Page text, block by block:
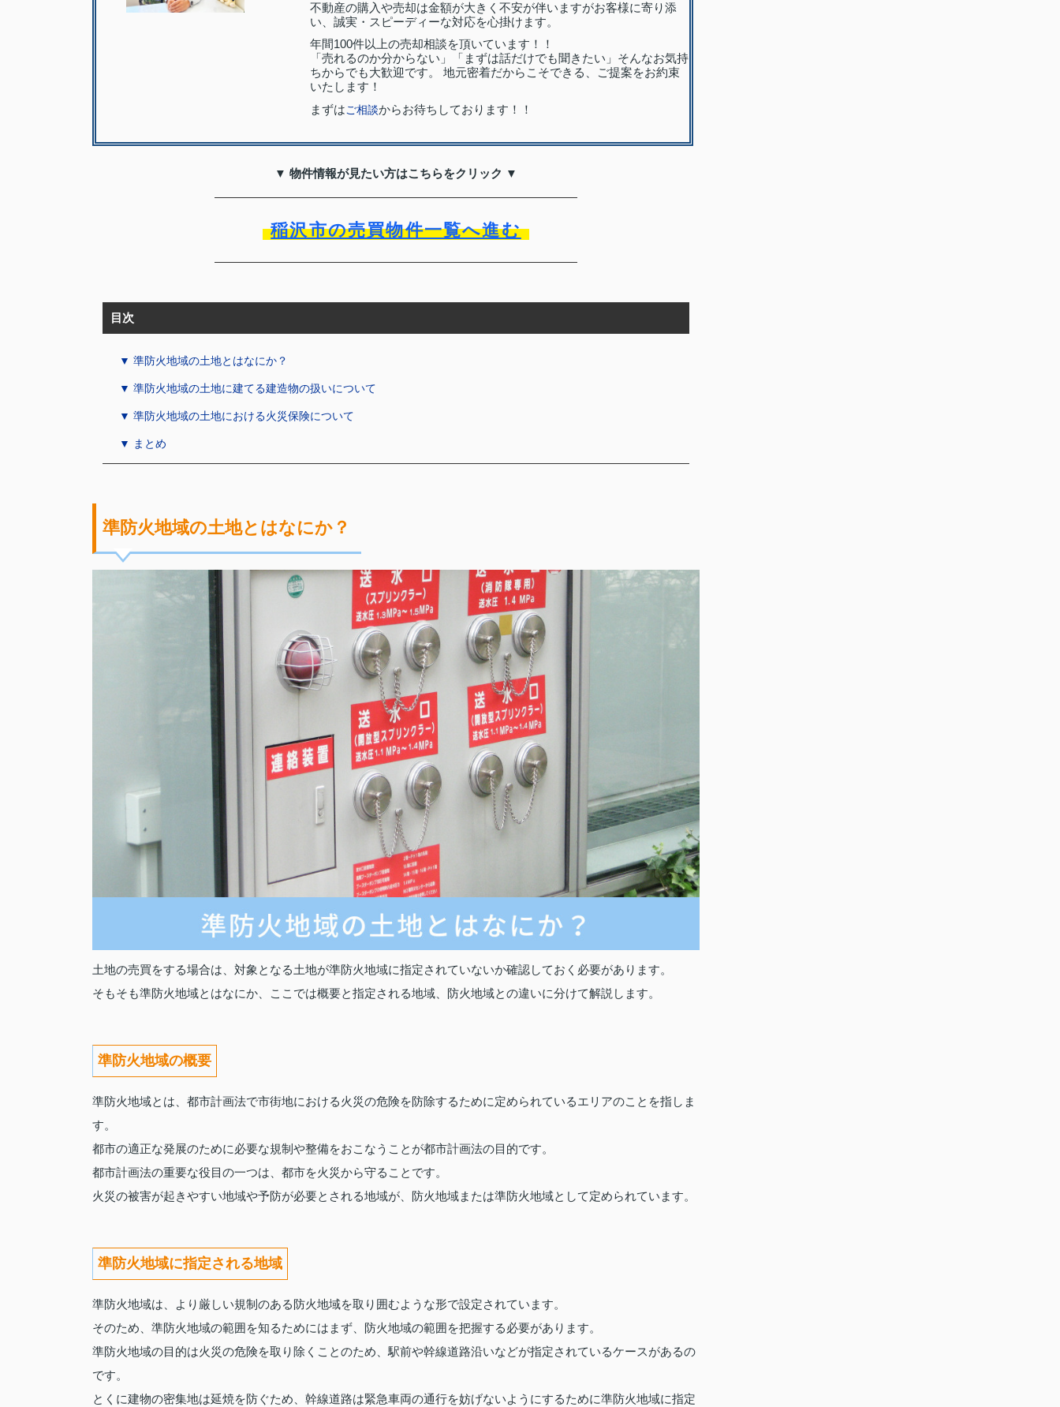
不動産の購入や売却は金額が大きく不安が伴いますがお客様に寄り添
い、誠実・スピーディーな対応を心掛けます。
年間100件以上の売却相談を頂いています！！
「売れるのか分からない」「まずは話だけでも聞きたい」そんなお気持
ちからでも大歓迎です。 地元密着だからこそできる、ご提案をお約束
いたします！
まずはご相談からお待ちしております！！
▼ 物件情報が見たい方はこちらをクリック ▼
稲沢市の売買物件一覧へ進む
目次
▼ 準防火地域の土地とはなにか？
▼ 準防火地域の土地に建てる建造物の扱いについて
▼ 準防火地域の土地における火災保険について
▼ まとめ
準防火地域の土地とはなにか？
土地の売買をする場合は、対象となる土地が準防火地域に指定されていないか確認しておく必要があります。
そもそも準防火地域とはなにか、ここでは概要と指定される地域、防火地域との違いに分けて解説します。
準防火地域の概要
準防火地域とは、都市計画法で市街地における火災の危険を防除するために定められているエリアのことを指しま
す。
都市の適正な発展のために必要な規制や整備をおこなうことが都市計画法の目的です。
都市計画法の重要な役目の一つは、都市を火災から守ることです。
火災の被害が起きやすい地域や予防が必要とされる地域が、防火地域または準防火地域として定められています。
準防火地域に指定される地域
準防火地域は、より厳しい規制のある防火地域を取り囲むような形で設定されています。
そのため、準防火地域の範囲を知るためにはまず、防火地域の範囲を把握する必要があります。
準防火地域の目的は火災の危険を取り除くことのため、駅前や幹線道路沿いなどが指定されているケースがあるの
です。
とくに建物の密集地は延焼を防ぐため、幹線道路は緊急車両の通行を妨げないようにするために準防火地域に指定